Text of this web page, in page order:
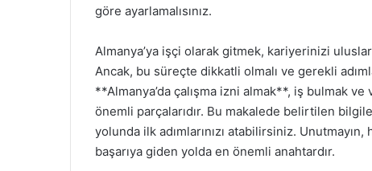
göre ayarlamalısınız.
Almanya’ya işçi olarak gitmek, kariyerinizi
Ancak, bu süreçte dikkatli olmalı ve gerekli
**Almanya’da çalışma izni almak**, iş bulmak
önemli parçalarıdır. Bu makalede belirtilen
yolunda ilk adımlarınızı atabilirsiniz.
başarıya giden yolda en önemli anahtardır.